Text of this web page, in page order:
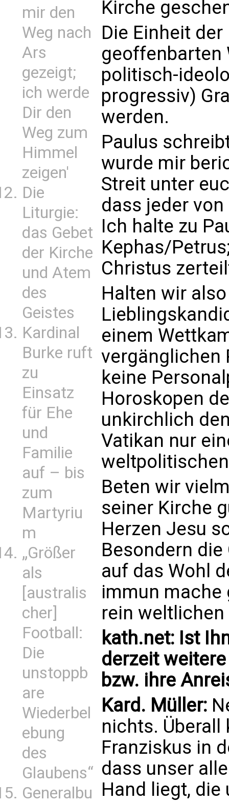
mir den
Weg nach
Ars
gezeigt;
ich werde
Dir den
Weg zum
Himmel
zeigen'
Die
Liturgie:
das Gebet
der Kirche
und Atem
des
Geistes
Kardinal
Burke ruft
zu
Einsatz
für Ehe
und
Familie
auf – bis
zum
Martyriu
m
„Größer
als
[australis
cher]
Football:
Die
unstoppb
are
Wiederbel
ebung
des
Glaubens“
Generalbu
Kirche
Die Einheit
geoffenbarten
politisch-
progressiv)
werden.
Paulus
wurde mir
Streit unter
dass jeder
Ich halte zu
Kephas/
Christus
Halten wir
einem
vergänglichen
keine
Horoskopen
unkirchlich
Vatikan nur
Beten wir
seiner Kirche
Herzen Jesu
Besondern
auf das Wohl
immun mache
rein
kath.net: Ist
derzeit
bzw. ihre
Kard. Müller:
nichts. Überall
Franziskus in
dass unser
Hand liegt,